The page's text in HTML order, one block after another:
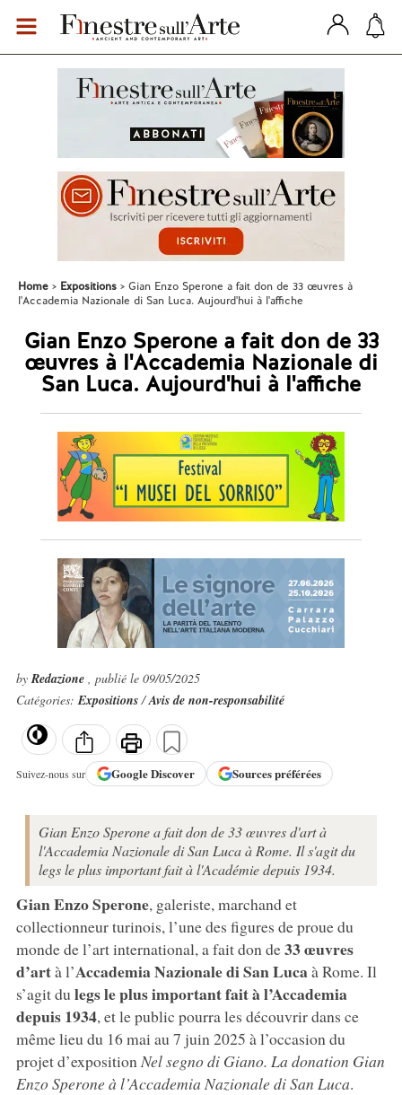
Home Expositions
Gian Enzo Sperone a fait don de 33 œuvres à
l'Accademia Nazionale di San Luca. Aujourd'hui à l'affiche
Gian Enzo Sperone a fait don de 33
œuvres à l'Accademia Nazionale di
San Luca. Aujourd'hui à l'affiche
byRedazione , publié le 09/05/2025
Catégories:Expositions/Avis de non-responsabilité
Suivez-nous sur GoogleDiscover Sources préférées
Gian Enzo Sperone a fait don de 33 œuvres d'art à
l'Accademia Nazionale di San Luca à Rome. Il s'agit du
legs le plus important fait à l'Académie depuis 1934.
Gian Enzo Sperone, galeriste, marchand et
collectionneur turinois, l’une des figures de proue du
monde de l’art international, a fait don de33 œuvres
d’artà l’Accademia Nazionale di San Lucaà Rome. Il
s’agit du legs le plus important fait à l’Accademia
depuis 1934, et le public pourra les découvrir dans ce
même lieu du 16 mai au 7 juin 2025 à l’occasion du
projet d’exposition Nel segno di Giano. La donation Gian
Enzo Sperone à l’Accademia Nazionale di San Luca.